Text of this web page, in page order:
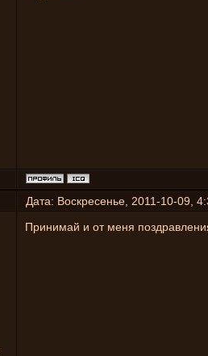
Дата: Воскресенье, 2011-10-09,
Принимай и от меня